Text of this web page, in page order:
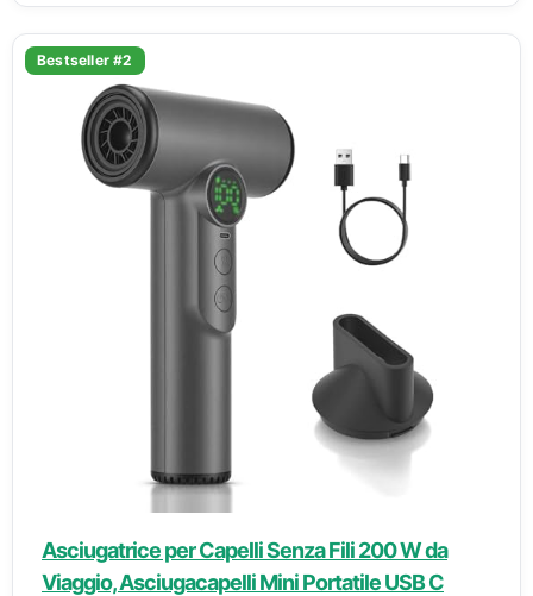
Bestseller #2
Asciugatrice per Capelli Senza Fili 200 W da
Viaggio, Asciugacapelli Mini Portatile USB C